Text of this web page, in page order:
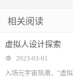
相关阅读
虚拟人设计探索
2023-03-01
入场元宇宙热潮，“虚